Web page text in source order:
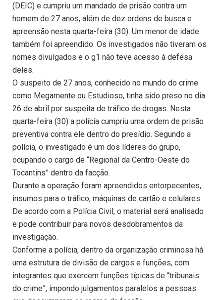
(DEIC) e cumpriu um mandado de prisão contra um
homem de 27 anos, além de dez ordens de busca e
apreensão nesta quarta-feira (30). Um menor de idade
também foi apreendido. Os investigados não tiveram os
nomes divulgados e o g1 não teve acesso à defesa
deles.
O suspeito de 27 anos, conhecido no mundo do crime
como Megamente ou Estudioso, tinha sido preso no dia
26 de abril por suspeita de tráfico de drogas. Nesta
quarta-feira (30) a polícia cumpriu uma ordem de prisão
preventiva contra ele dentro do presídio. Segundo a
polícia, o investigado é um dos líderes do grupo,
ocupando o cargo de “Regional da Centro-Oeste do
Tocantins” dentro da facção.
Durante a operação foram apreendidos entorpecentes,
insumos para o tráfico, máquinas de cartão e celulares.
De acordo com a Polícia Civil, o material será analisado
e pode contribuir para novos desdobramentos da
investigação.
Conforme a polícia, dentro da organização criminosa há
uma estrutura de divisão de cargos e funções, com
integrantes que exercem funções típicas de “tribunais
do crime”, impondo julgamentos paralelos a pessoas